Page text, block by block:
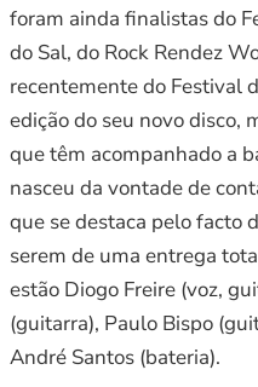
foram ainda finalistas do
do Sal, do Rock Rendez
recentemente do Festival
edição do seu novo disco,
que têm acompanhado a
nasceu da vontade de
que se destaca pelo facto
serem de uma entrega
estão Diogo Freire (voz,
(guitarra), Paulo Bispo
André Santos (bateria).